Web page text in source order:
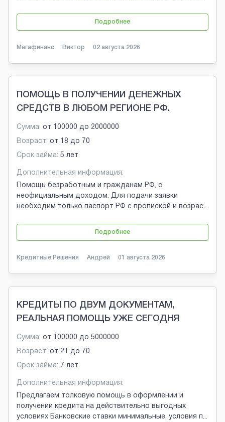
Подробнее
Мегафинанс Виктор 02 августа 2026
ПОМОЩЬ В ПОЛУЧЕНИИ ДЕНЕЖНЫХ
СРЕДСТВ В ЛЮБОМ РЕГИОНЕ РФ.
Сумма: от 100000 до 2000000
Возраст: от 18 до 70
Срок займа: 5 лет
Дополнительная информация:
Помощь безработным и гражданам РФ, с
неофициальным доходом. Для подачи заявки
необходим только паспорт РФ с пропиской и возрас...
Подробнее
Кредитные Решения Андрей 01 августа 2026
КРЕДИТЫ ПО ДВУМ ДОКУМЕНТАМ,
РЕАЛЬНАЯ ПОМОЩЬ УЖЕ СЕГОДНЯ
Сумма: от 100000 до 5000000
Возраст: от 21 до 70
Срок займа: 7 лет
Дополнительная информация:
Предлагаем толковую помощь в оформлении и
получении кредита на действительно выгодных
условиях Банковские ставки минимальные, условия п...